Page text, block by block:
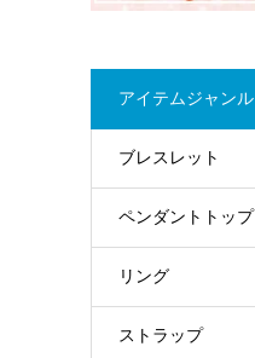
アイテムジャンル
ブレスレット
ペンダントトップ
リング
ストラップ